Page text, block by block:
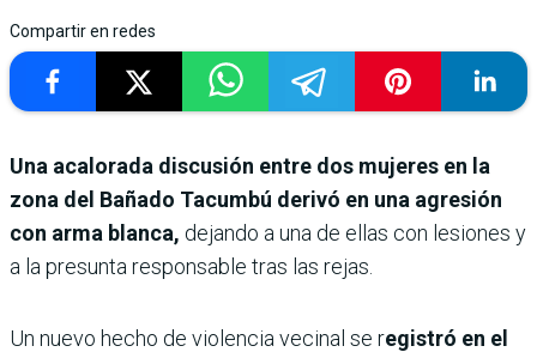
Compartir en redes
Una acalorada discusión entre dos mujeres en la
zona del Bañado Tacumbú derivó en una agresión
con arma blanca, dejando a una de ellas con lesiones y
a la presunta responsable tras las rejas.
Un nuevo hecho de violencia vecinal se registró en el